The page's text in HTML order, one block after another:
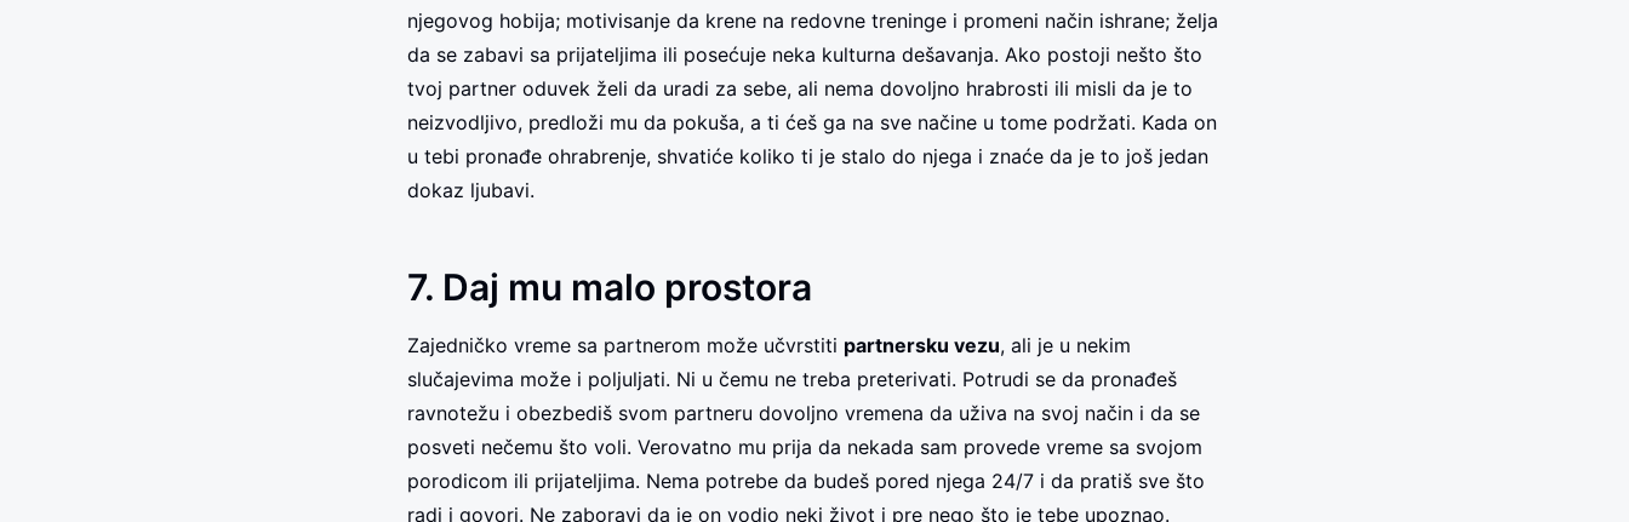
njegovog hobija; motivisanje da krene na redovne treninge i promeni način ishrane; želja
da se zabavi sa prijateljima ili posećuje neka kulturna dešavanja. Ako postoji nešto što
tvoj partner oduvek želi da uradi za sebe, ali nema dovoljno hrabrosti ili misli da je to
neizvodljivo, predloži mu da pokuša, a ti ćeš ga na sve načine u tome podržati. Kada on
u tebi pronađe ohrabrenje, shvatiće koliko ti je stalo do njega i znaće da je to još jedan
dokaz ljubavi.
7. Daj mu malo prostora
Zajedničko vreme sa partnerom može učvrstiti partnersku vezu, ali je u nekim
slučajevima može i poljuljati. Ni u čemu ne treba preterivati. Potrudi se da pronađeš
ravnotežu i obezbediš svom partneru dovoljno vremena da uživa na svoj način i da se
posveti nečemu što voli. Verovatno mu prija da nekada sam provede vreme sa svojom
porodicom ili prijateljima. Nema potrebe da budeš pored njega 24/7 i da pratiš sve što
radi i govori. Ne zaboravi da je on vodio neki život i pre nego što je tebe upoznao.